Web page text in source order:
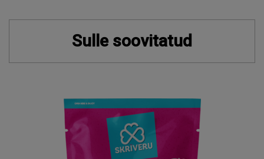
Sulle soovitatud